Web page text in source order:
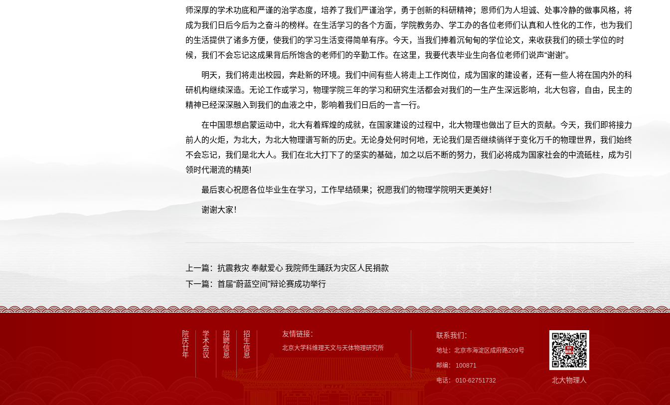
师深厚的学术功底和严谨的治学态度，培养了我们严谨治学，勇于创新的科研精神；恩师们为人坦诚、处事冷静的做事风格，将
成为我们日后今后为之奋斗的榜样。在生活学习的各个方面，学院教务办、学工办的各位老师们认真和人性化的工作，也为我们
的生活提供了诸多方便，使我们的学习生活变得简单有序。今天，当我们捧着沉甸甸的学位论文，来收获我们的硕士学位的时
候，我们不会忘记这成果背后所饱含的老师们的辛勤工作。在这里，我要代表毕业生向各位老师们说声“谢谢”。
明天，我们将走出校园，奔赴新的环境。我们中间有些人将走上工作岗位，成为国家的建设者，还有一些人将在国内外的科
研机构继续深造。无论工作或学习，物理学院三年的学习和研究生活都会对我们的一生产生深远影响，北大包容，自由，民主的
精神已经深深融入到我们的血液之中，影响着我们日后的一言一行。
在中国思想启蒙运动中，北大有着辉煌的成就，在国家建设的过程中，北大物理也做出了巨大的贡献。今天，我们即将接力
前人的火炬，为北大，为北大物理谱写新的历史。无论身处何时何地，无论我们是否继续徜徉于变化万千的物理世界，我们始终
不会忘记，我们是北大人。我们在北大打下了的坚实的基础，加之以后不断的努力，我们必将成为国家社会的中流砥柱，成为引
领时代潮流的精英!
最后衷心祝愿各位毕业生在学习，工作早结硕果；祝愿我们的物理学院明天更美好！
谢谢大家！
上一篇：抗震救灾 奉献爱心 我院师生踊跃为灾区人民捐款
下一篇：首届“蔚蓝空间”辩论赛成功举行
院
庆
廿
年
学
术
会
议
招
聘
信
息
招
生
信
息
友情链接：
北京大学科维理天文与天体物理研究所
联系我们：
地址：北京市海淀区成府路209号
邮编： 100871
电话： 010-62751732 北大物理人